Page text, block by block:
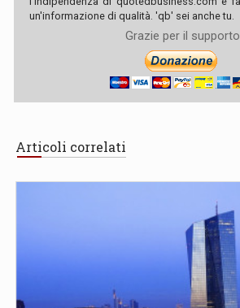
un'informazione di qualità. 'qb' sei anche tu.
Grazie per il supporto
Articoli correlati